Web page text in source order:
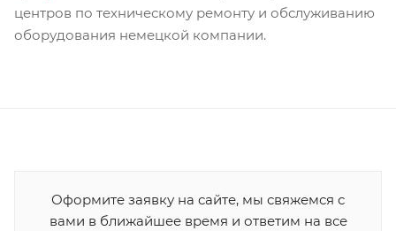
центров по техническому ремонту и обслуживанию
оборудования немецкой компании.
Оформите заявку на сайте, мы свяжемся с
вами в ближайшее время и ответим на все